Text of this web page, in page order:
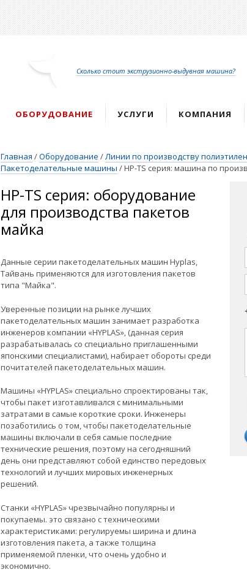
Перейти
к
Сколько стоит экструзионно-выдувная машина?
ОБОРУДОВАНИЕ УСЛУГИ КОМПАНИЯ
Главная /Оборудование /Линии по производству
Пакетоделательные машины /HP-TS серия: машина по
HP-TS серия: оборудование
для производства пакетов
майка
Данные серии пакетоделательных машин Hyplas,
Тайвань применяются для изготовления пакетов
типа "Майка".
Уверенные позиции на рынке лучших
пакетоделательных машин занимает разработка
инженеров компании «HYPLAS», (данная серия
разрабатывалась со специально приглашенными
японскими специалистами), набирает обороты среди
почитателей пакетоделательных машин.
Машины «HYPLAS» специально спроектированы так,
чтобы пакет изготавливался с минимальными
затратами в самые короткие сроки. Инженеры
позаботились о том, чтобы пакетоделательные
машины включали в себя самые последние
технические решения, поэтому на сегодняшний
день они представляют собой единство передовых
технологий и лучших мировых инженерных
решений.
Станки «HYPLAS» чрезвычайно популярны и
покупаемы. это связано с техническими
характеристиками: регулируемы ширина и длина
изготовления пакета, а также толщина
применяемой пленки, что очень удобно и
экономично.